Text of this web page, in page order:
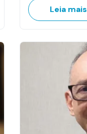
Leia mais